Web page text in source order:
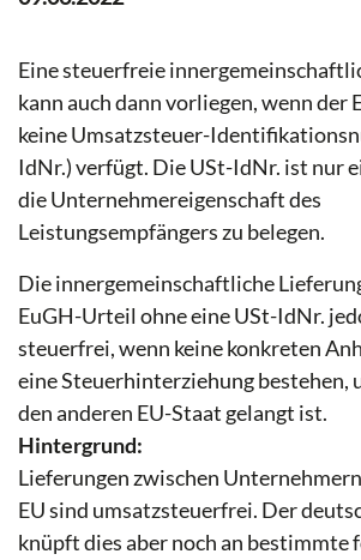
Eine steuerfreie
kann auch dann vorliegen, wenn der
keine Umsatzsteuer-
IdNr.) verfügt. Die USt-IdNr. ist nur
die Unternehmereigenschaft des
Leistungsempfängers zu belegen.
Die innergemeinschaftliche
EuGH-Urteil ohne eine USt-IdNr.
steuerfrei, wenn keine konkreten
eine Steuerhinterziehung bestehen,
den anderen EU-Staat gelangt ist.
Hintergrund:
Lieferungen zwischen
EU sind umsatzsteuerfrei. Der
knüpft dies aber noch an bestimmte